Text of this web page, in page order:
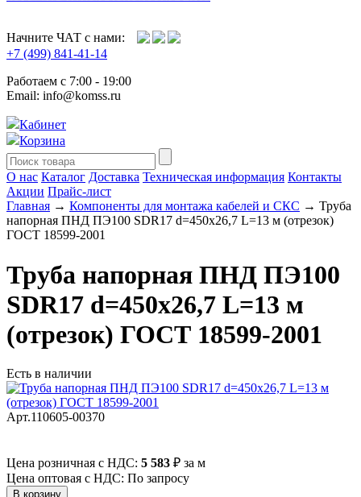
Начните ЧАТ с нами:
+7 (499) 841-41-14
Работаем с 7:00 - 19:00
Email: info@komss.ru
Кабинет
Корзина
О нас Каталог Доставка Техническая информация Контакты
Акции Прайс-лист
Главная → Компоненты для монтажа кабелей и СКС → Труба
напорная ПНД ПЭ100 SDR17 d=450х26,7 L=13 м (отрезок)
ГОСТ 18599-2001
Труба напорная ПНД ПЭ100
SDR17 d=450х26,7 L=13 м
(отрезок) ГОСТ 18599-2001
Есть в наличии
Арт.110605-00370
Цена розничная с НДС: 5 583 ₽ за м
Цена оптовая с НДС: По запросу